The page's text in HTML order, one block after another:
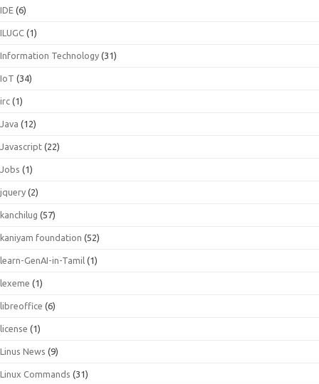
IDE (6)
ILUGC (1)
Information Technology (31)
IoT (34)
irc (1)
Java (12)
Javascript (22)
Jobs (1)
jquery (2)
kanchilug (57)
kaniyam foundation (52)
learn-GenAI-in-Tamil (1)
lexeme (1)
libreoffice (6)
license (1)
Linus News (9)
Linux Commands (31)